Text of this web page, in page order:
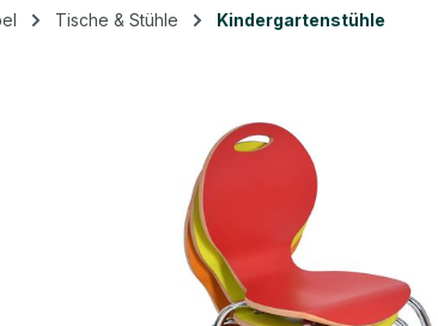
Tische & Stühle Kindergartenstühle